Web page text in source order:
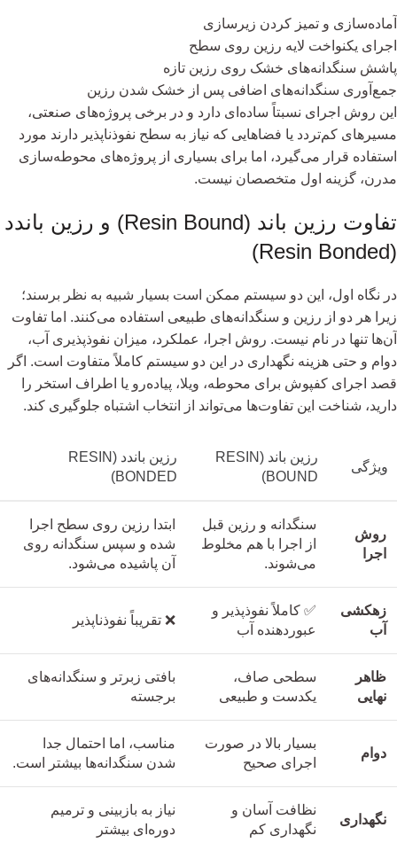
آماده‌سازی و تمیز کردن زیرسازی
اجرای یکنواخت لایه رزین روی سطح
پاشش سنگدانه‌های خشک روی رزین تازه
جمع‌آوری سنگدانه‌های اضافی پس از خشک شدن رزین
این روش اجرای نسبتاً ساده‌ای دارد و در برخی پروژه‌های صنعتی،
مسیرهای کم‌تردد یا فضاهایی که نیاز به سطح نفوذناپذیر دارند مورد
استفاده قرار می‌گیرد، اما برای بسیاری از پروژه‌های محوطه‌سازی
مدرن، گزینه اول متخصصان نیست.
تفاوت رزین باند (Resin Bound) و رزین باندد
(Resin Bonded)
در نگاه اول، این دو سیستم ممکن است بسیار شبیه به نظر برسند؛
زیرا هر دو از رزین و سنگدانه‌های طبیعی استفاده می‌کنند. اما تفاوت
آن‌ها تنها در نام نیست. روش اجرا، عملکرد، میزان نفوذپذیری آب،
دوام و حتی هزینه نگهداری در این دو سیستم کاملاً متفاوت است. اگر
قصد اجرای کفپوش برای محوطه، ویلا، پیاده‌رو یا اطراف استخر را
دارید، شناخت این تفاوت‌ها می‌تواند از انتخاب اشتباه جلوگیری کند.
ویژگی
رزین باند (RESIN
BOUND)
رزین باندد (RESIN
BONDED)
روش
اجرا
سنگدانه و رزین قبل
از اجرا با هم مخلوط
می‌شوند.
ابتدا رزین روی سطح اجرا
شده و سپس سنگدانه روی
آن پاشیده می‌شود.
زهکشی
آب
✅ کاملاً نفوذپذیر و
عبوردهنده آب
❌ تقریباً نفوذناپذیر
ظاهر
نهایی
سطحی صاف،
یکدست و طبیعی
بافتی زبرتر و سنگدانه‌های
برجسته
دوام
بسیار بالا در صورت
اجرای صحیح
مناسب، اما احتمال جدا
شدن سنگدانه‌ها بیشتر است.
نگهداری
نظافت آسان و
نگهداری کم
نیاز به بازبینی و ترمیم
دوره‌ای بیشتر